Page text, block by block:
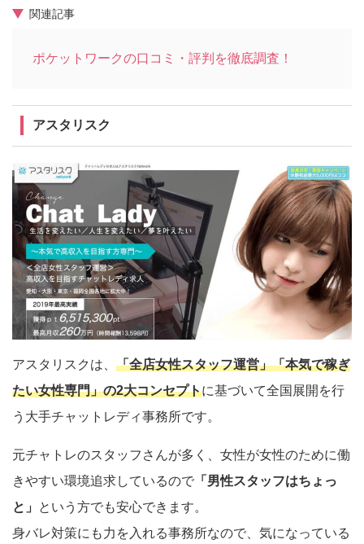
関連記事
ポケットワークの口コミ・評判を徹底調査！
アスタリスク
アスタリスクは、 「全店女性スタッフ運営」「本気で稼ぎ
たい女性専門」の2大コンセプトに基づいて全国展開を行
う大手チャットレディ事務所です。
元チャトレのスタッフさんが多く、女性が女性のために働
きやすい環境追求しているので 「男性スタッフはちょっ
と」
という方でも安心できます。
身バレ対策にも力を入れる事務所なので、気になっている